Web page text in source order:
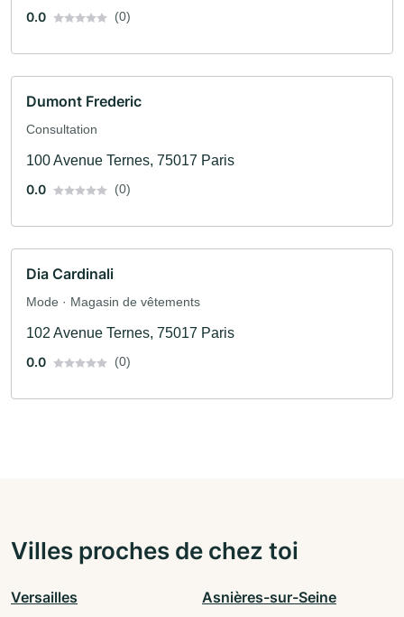
0.0
(0)
Dumont Frederic
Consultation
100 Avenue Ternes, 75017 Paris
0.0
(0)
Dia Cardinali
Mode · Magasin de vêtements
102 Avenue Ternes, 75017 Paris
0.0
(0)
Villes proches de chez toi
Versailles Asnières-sur-Seine